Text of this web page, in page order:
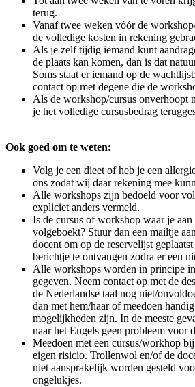
terug.
Vanaf twee weken vóór de
de volledige kosten in rekening
Als je zelf tijdig iemand kunt
de plaats kan komen, dan is dat
Soms staat er iemand op de
contact op met degene die de
Als de workshop/cursus onverhoopt
je het volledige cursusbedrag
Ook goed om te weten:
Volg je een dieet of heb je een
ons zodat wij daar rekening mee
Alle workshops zijn bedoeld voor
expliciet anders vermeld.
Is de cursus of workshop waar je
volgeboekt? Stuur dan een mailtje
docent om op de reservelijst
berichtje te ontvangen zodra er een
Alle workshops worden in principe
gegeven. Neem contact op met de
de Nederlandse taal nog niet/
dan met hem/haar of meedoen
mogelijkheden zijn. In de meeste
naar het Engels geen probleem voor
Meedoen met een cursus/workhop
eigen risicio. Trollenwol en/of de
niet aansprakelijk worden gesteld
ongelukjes.